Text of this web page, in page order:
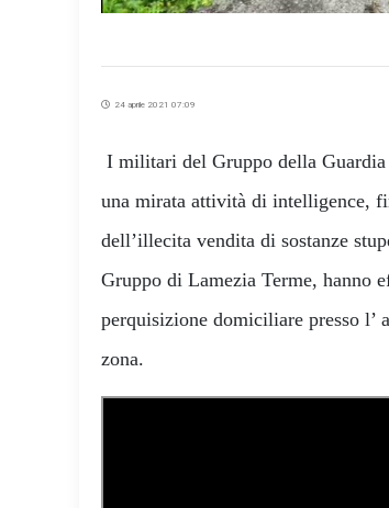
24 aprile 2021 07:09
I militari del Gruppo della
una mirata attività di intelligence,
dell’illecita vendita di sostanze
Gruppo di Lamezia Terme, hanno
perquisizione domiciliare presso l’
zona.